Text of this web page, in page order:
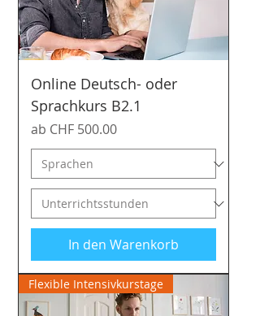
Online Deutsch- oder
Sprachkurs B2.1
ab CHF 500.00
Sale-Preis
In den Warenkorb
Flexible Intensivkurstage